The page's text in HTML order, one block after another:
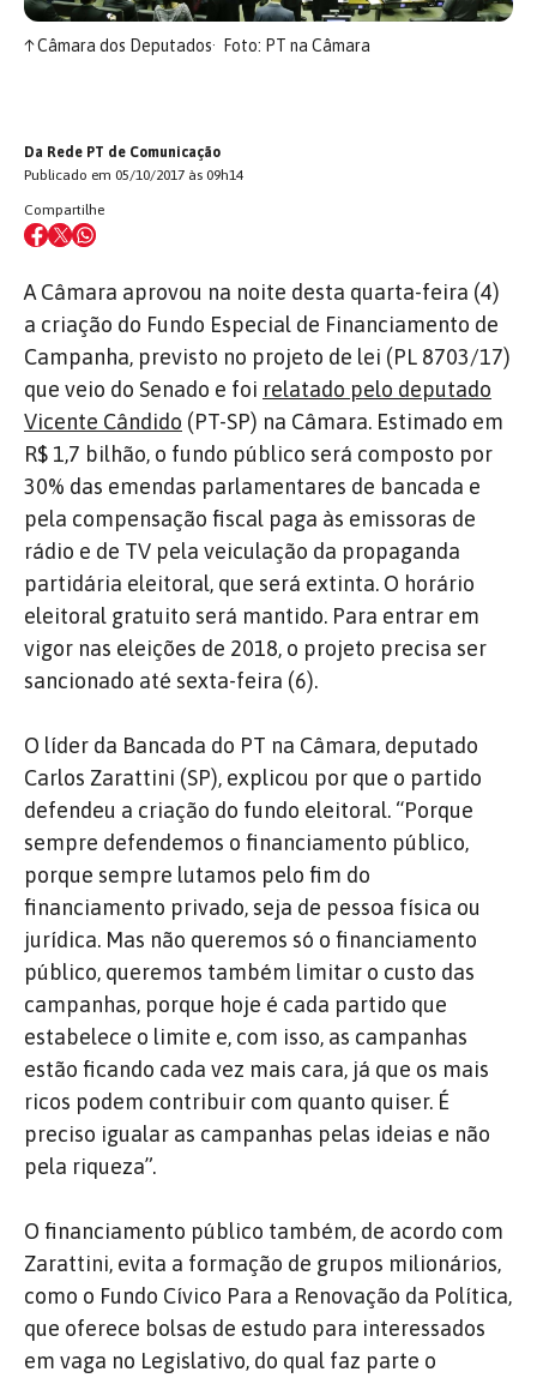
↑Câmara dos Deputados Foto: PT na Câmara
Da Rede PT de Comunicação
Publicado em 05/10/2017 às 09h14
Compartilhe
A Câmara aprovou na noite desta quarta-feira (4)
a criação do Fundo Especial de Financiamento de
Campanha, previsto no projeto de lei (PL 8703/17)
que veio do Senado e foi relatado pelo deputado
Vicente Cândido (PT-SP) na Câmara. Estimado em
R$ 1,7 bilhão, o fundo público será composto por
30% das emendas parlamentares de bancada e
pela compensação fiscal paga às emissoras de
rádio e de TV pela veiculação da propaganda
partidária eleitoral, que será extinta. O horário
eleitoral gratuito será mantido. Para entrar em
vigor nas eleições de 2018, o projeto precisa ser
sancionado até sexta-feira (6).
O líder da Bancada do PT na Câmara, deputado
Carlos Zarattini (SP), explicou por que o partido
defendeu a criação do fundo eleitoral. “Porque
sempre defendemos o financiamento público,
porque sempre lutamos pelo fim do
financiamento privado, seja de pessoa física ou
jurídica. Mas não queremos só o financiamento
público, queremos também limitar o custo das
campanhas, porque hoje é cada partido que
estabelece o limite e, com isso, as campanhas
estão ficando cada vez mais cara, já que os mais
ricos podem contribuir com quanto quiser. É
preciso igualar as campanhas pelas ideias e não
pela riqueza”.
O financiamento público também, de acordo com
Zarattini, evita a formação de grupos milionários,
como o Fundo Cívico Para a Renovação da Política,
que oferece bolsas de estudo para interessados
em vaga no Legislativo, do qual faz parte o